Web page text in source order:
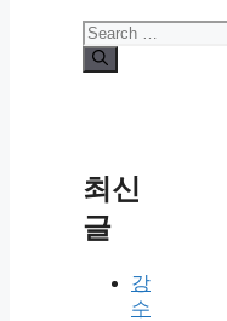
Search
for:
최신
글
강
수